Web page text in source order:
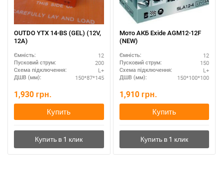
OUTDO YTX 14-BS (GEL) (12V,
12A)
Ємність: 12
Пусковий струм: 200
Схема підключення: L+
ДШВ (мм): 150*87*145
1,930 грн.
Купить
Мото АКБ Exide AGM12-12F
(NEW)
Ємність: 12
Пусковий струм: 150
Схема підключення: L+
ДШВ (мм): 150*100*100
1,910 грн.
Купить